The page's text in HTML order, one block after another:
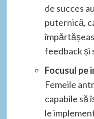
de succes
puternică,
feedback și
Focusul pe
Femeile
capabile să
le